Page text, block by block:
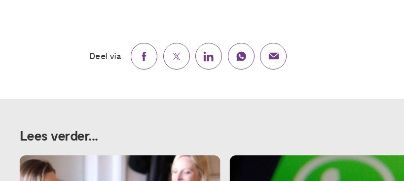
Deel via
Lees verder...